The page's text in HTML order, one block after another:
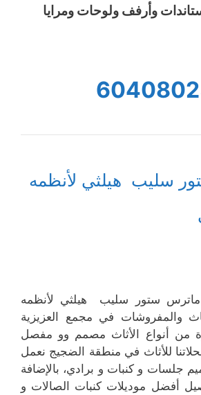
وأرفف ولوحات ومرايا
سليب هيلثي لأنظمه
ستور سليب هيلثي لأنظمه
والمفروشات في مجمع العزيزية
من أنواع الأثاث مصمم وو مفصل
للأثاث في منطقة الضجيج نعمل
جلسات و كنبات و برادي، بالإضافة
أفضل موديلات كنبات الصالات و